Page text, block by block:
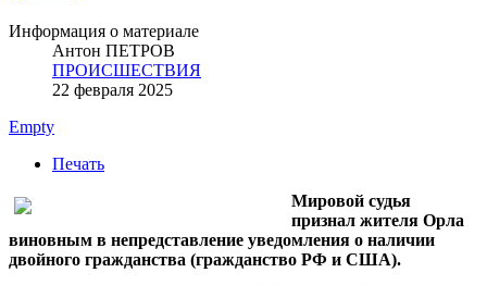
Информация о материале
Антон ПЕТРОВ
ПРОИСШЕСТВИЯ
22 февраля 2025
Empty
Печать
Мировой судья
признал жителя Орла
виновным в непредставление уведомления о наличии
двойного гражданства (гражданство РФ и США).